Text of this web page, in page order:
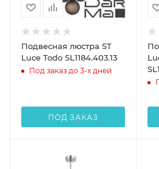
Подвесная люстра ST
Luce Todo SL1184.403.13
Под заказ до 3-х дней
ПОД ЗАКАЗ